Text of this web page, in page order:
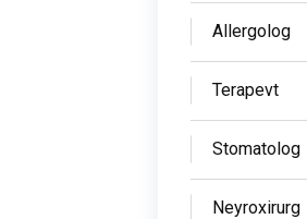
Allergolog
Terapevt
Stomatolog
Neyroxirurg